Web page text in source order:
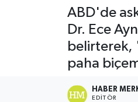
ABD'de
Dr. Ece
belirterek,
paha
HABER
EDITÖR
Magazin
Son Dakika Haberleri
Haber Arşivi